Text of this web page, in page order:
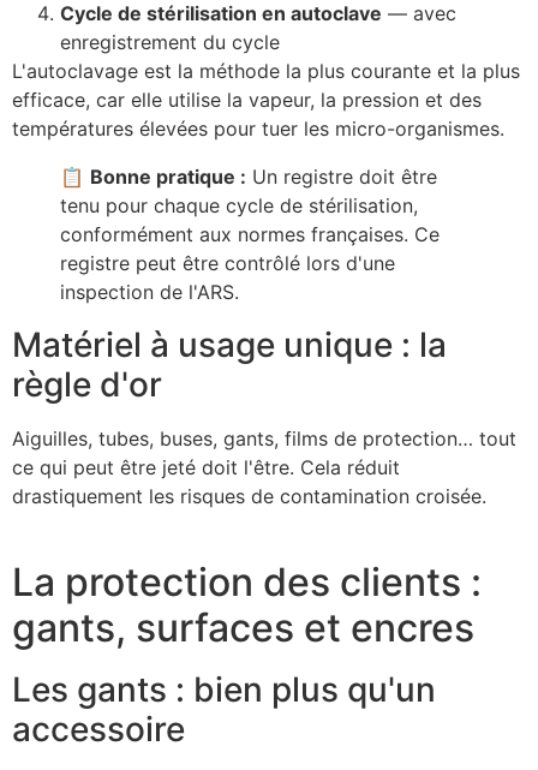
Cycle de stérilisation en autoclave — avec
enregistrement du cycle
L'autoclavage est la méthode la plus courante et la plus
efficace, car elle utilise la vapeur, la pression et des
températures élevées pour tuer les micro-organismes.
📋 Bonne pratique : Un registre doit être
tenu pour chaque cycle de stérilisation,
conformément aux normes françaises. Ce
registre peut être contrôlé lors d'une
inspection de l'ARS.
Matériel à usage unique : la
règle d'or
Aiguilles, tubes, buses, gants, films de protection… tout
ce qui peut être jeté doit l'être. Cela réduit
drastiquement les risques de contamination croisée.
La protection des clients :
gants, surfaces et encres
Les gants : bien plus qu'un
accessoire